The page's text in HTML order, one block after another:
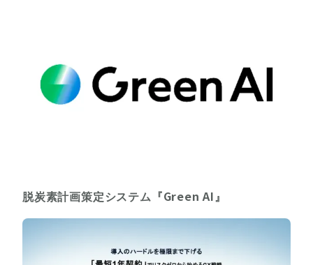
脱炭素計画策定システム『Green AI』